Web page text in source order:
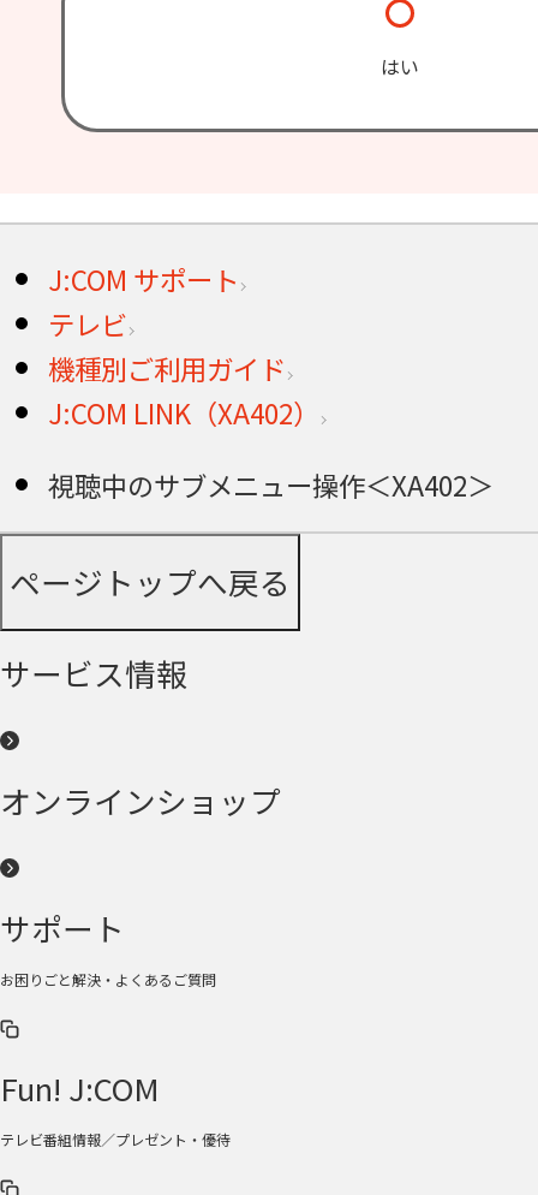
はい
J:COM サポート
テレビ
機種別ご利用ガイド
J:COM LINK（XA402）
視聴中のサブメニュー操作＜XA402＞
ページトップへ戻る
サービス情報
オンラインショップ
サポート
お困りごと解決・よくあるご質問
Fun! J:COM
テレビ番組情報／プレゼント・優待